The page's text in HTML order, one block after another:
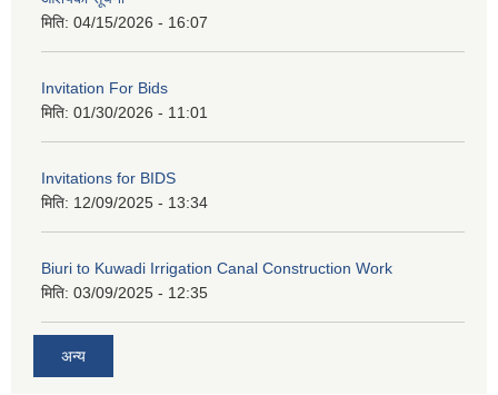
मिति: 04/15/2026 - 16:07
Invitation For Bids
मिति: 01/30/2026 - 11:01
Invitations for BIDS
मिति: 12/09/2025 - 13:34
Biuri to Kuwadi Irrigation Canal Construction Work
मिति: 03/09/2025 - 12:35
अन्य